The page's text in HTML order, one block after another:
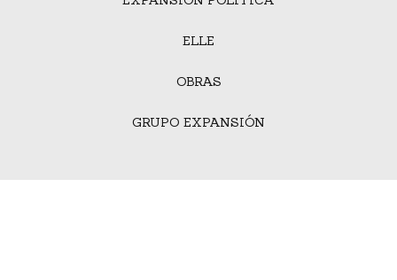
ELLE
OBRAS
GRUPO EXPANSIÓN